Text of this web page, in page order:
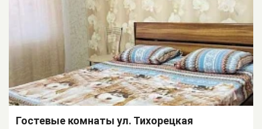
Гостевые комнаты ул. Тихорецкая